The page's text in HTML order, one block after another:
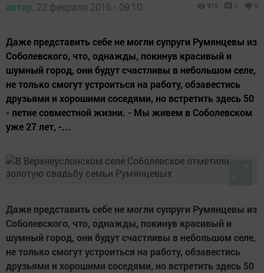
автор, 22 февраля 2016 - 09:10 976 0 0
Даже представить себе не могли супруги Румянцевы из
Соболевского, что, однажды, покинув красивый и
шумный город, они будут счастливы в небольшом селе,
не только смогут устроиться на работу, обзавестись
друзьями и хорошими соседями, но встретить здесь 50
- летие совместной жизни. - Мы живем в Соболевском
уже 27 лет, -...
Даже представить себе не могли супруги Румянцевы из
Соболевского, что, однажды, покинув красивый и
шумный город, они будут счастливы в небольшом селе,
не только смогут устроиться на работу, обзавестись
друзьями и хорошими соседями, но встретить здесь 50